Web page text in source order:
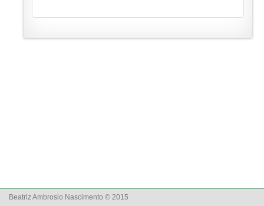
Beatriz Ambrosio Nascimento © 2015